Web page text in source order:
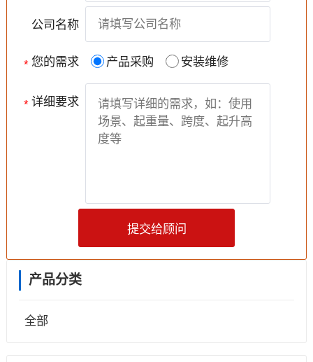
产品分类
全部
公司名称
* 您的需求 产品采购 安装维修
* 详细要求
提交给顾问